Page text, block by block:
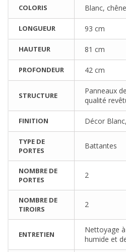
COLORIS Blanc,
LONGUEUR 93 cm
HAUTEUR 81 cm
PROFONDEUR 42 cm
STRUCTURE
Panneaux
qualité
FINITION Décor
TYPE DE
PORTES
Battantes
NOMBRE DE
PORTES
2
NOMBRE DE
TIROIRS
2
ENTRETIEN
Nettoyage
humide et